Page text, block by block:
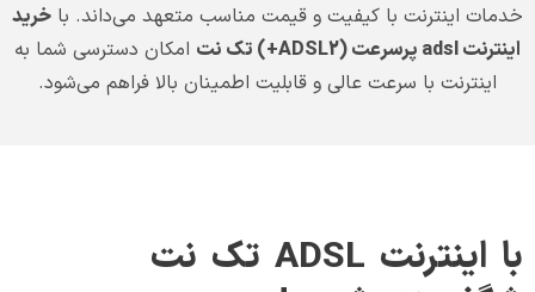
خدمات اینترنت با کیفیت و قیمت مناسب متعهد می‌داند. با خرید
اینترنت adsl پرسرعت (
ADSL2+) تک نت امکان دسترسی شما به
اینترنت با سرعت عالی و قابلیت اطمینان بالا فراهم می‌شود.
با اینترنت ADSL تک نت